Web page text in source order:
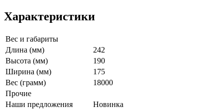
Характеристики
Вес и габариты
Длина (мм)
242
Высота (мм)
190
Ширина (мм)
175
Вес (грамм)
18000
Прочие
Наши предложения
Новинка